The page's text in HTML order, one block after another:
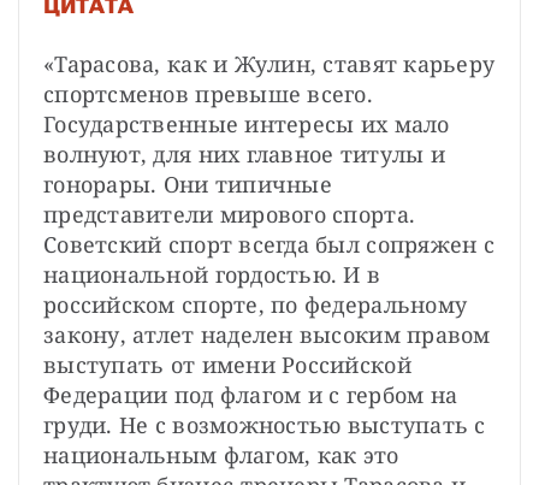
«Тарасова, как и Жулин, ставят карьеру
спортсменов превыше всего.
Государственные интересы их мало
волнуют, для них главное титулы и
гонорары. Они типичные
представители мирового спорта.
Советский спорт всегда был сопряжен с
национальной гордостью. И в
российском спорте, по федеральному
закону, атлет наделен высоким правом
выступать от имени Российской
Федерации под флагом и с гербом на
груди. Не с возможностью выступать с
национальным флагом, как это